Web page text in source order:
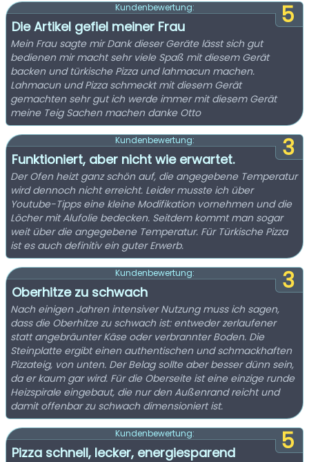
5
Kundenbewertung:
Die Artikel gefiel meiner Frau
Mein Frau sagte mir Dank dieser Geräte lässt sich gut
bedienen mir macht sehr viele Spaß mit diesem Gerät
backen und türkische Pizza und lahmacun machen.
Lahmacun und Pizza schmeckt mit diesem Gerät
gemachten sehr gut ich werde immer mit diesem Gerät
meine Teig Sachen machen danke Otto
3
Kundenbewertung:
Funktioniert, aber nicht wie erwartet.
Der Ofen heizt ganz schön auf, die angegebene Temperatur
wird dennoch nicht erreicht. Leider musste ich über
Youtube-Tipps eine kleine Modifikation vornehmen und die
Löcher mit Alufolie bedecken. Seitdem kommt man sogar
weit über die angegebene Temperatur. Für Türkische Pizza
ist es auch definitiv ein guter Erwerb.
3
Kundenbewertung:
Oberhitze zu schwach
Nach einigen Jahren intensiver Nutzung muss ich sagen,
dass die Oberhitze zu schwach ist: entweder zerlaufener
statt angebräunter Käse oder verbrannter Boden. Die
Steinplatte ergibt einen authentischen und schmackhaften
Pizzateig, von unten. Der Belag sollte aber besser dünn sein,
da er kaum gar wird. Für die Oberseite ist eine einzige runde
Heizspirale eingebaut, die nur den Außenrand reicht und
damit offenbar zu schwach dimensioniert ist.
5
Kundenbewertung:
Pizza schnell, lecker, energiesparend